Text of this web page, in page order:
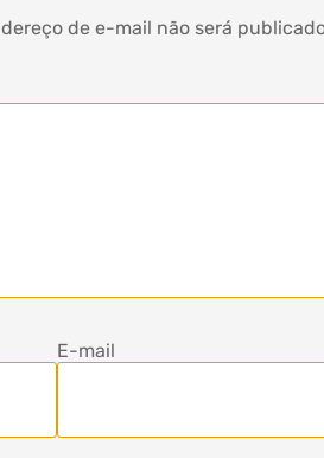
de e-mail não será
E-mail